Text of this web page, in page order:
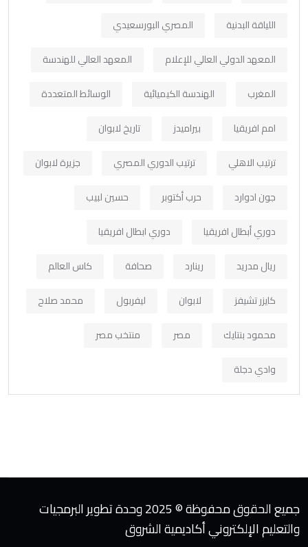
اللياقة البدنية
المصري البورسعيدي
المعهد الدولي العالي للإعلام
المعهد العالي للهندسة
المغرب
الهندسة الكيميائية
الوسائط المتعددة
امم افريقيا
بيراميدز
تاريخ لابوان
ترتيب الاهلي
ترتيب الدوري المصري
جزيرة لابوان
جون ادوارد
حرب أكتوبر
حسين لبيب
دوري أبطال افريقيا
دوري ابطال افريقيا
ريال مدريد
رينارد صحافة
كاس العالم
كايزر تشيفز
لابوان ليفربول
محمد صلاح
محمود بنتايك
مصر
منتخب مصر
وادي دجلة
جميع الحقوق محفوظة © 2025 وحدة تطوير البرمجيات
والتعليم الإلكتروني أكاديمية الشروق